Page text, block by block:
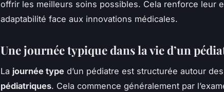
offrir les meilleurs soins possibles. Cela renforce leur
adaptabilité face aux innovations médicales.
Une journée typique dans la vie d’un
La journée type d’un pédiatre est structurée autour des
pédiatriques. Cela commence généralement par